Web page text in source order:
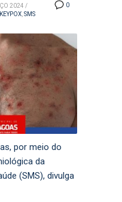
0
2024 /
SMS
por meio do
da
(SMS), divulga